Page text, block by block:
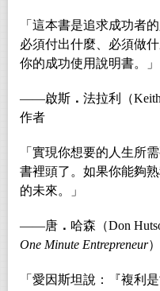
「這本書是追求成功者
必須付出什麼、必須做
你的成功使用說明書。」
――啟斯 ． 法拉利（
作者
「實現你想要的人生所
書裡頭了。如果你能夠
的未來。」
――唐 ． 哈森（Don
One Minute Entrepreneur
「愛因斯坦說：『複利